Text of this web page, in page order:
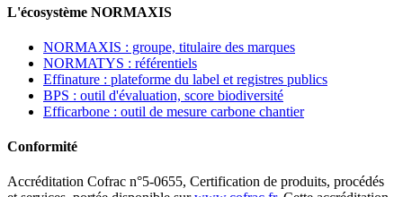
L'écosystème NORMAXIS
NORMAXIS : groupe, titulaire des marques
NORMATYS : référentiels
Effinature : plateforme du label et registres publics
BPS : outil d'évaluation, score biodiversité
Efficarbone : outil de mesure carbone chantier
Conformité
Accréditation Cofrac n°5-0655, Certification de produits, procédés